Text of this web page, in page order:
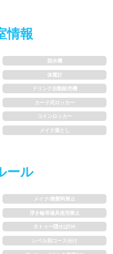
情報
脱水機
体重計
ドリンク自動販売機
カード式ロッカー
コインロッカー
メイク落とし
ール
メイク/整髪料禁止
浮き輪等遊具使用禁止
タトゥー隠せばOK
レベル別コース分け
ル
大人向け水泳教室
ル
水泳帽、ゴーグル
用